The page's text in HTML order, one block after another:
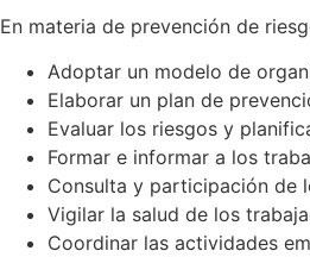
En materia de prevención de
Adoptar un modelo de
Elaborar un plan de
Evaluar los riesgos y
Formar e informar a los
Consulta y participación de
Vigilar la salud de los
Coordinar las actividades